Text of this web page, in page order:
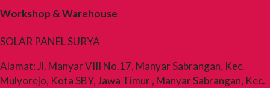
Workshop & Warehouse
SOLAR PANEL SURYA
Alamat: Jl. Manyar VIII No.17, Manyar Sabrangan, Kec.
Mulyorejo, Kota SBY, Jawa Timur , Manyar Sabrangan, Kec.